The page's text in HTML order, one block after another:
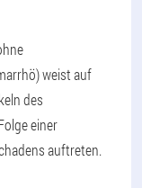
weist auf
des
einer
auftreten.